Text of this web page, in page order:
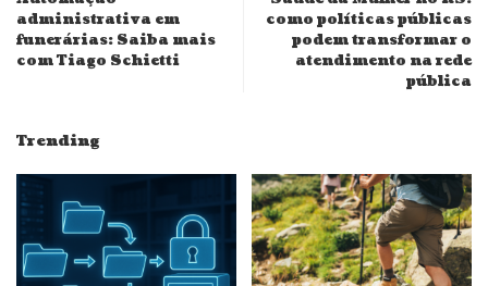
administrativa em
funerárias: Saiba mais
com Tiago Schietti
como políticas públicas
podem transformar o
atendimento na rede
pública
Trending